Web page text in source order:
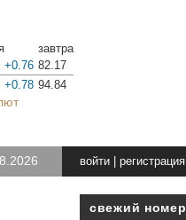
завтра
+0.76 82.17
+0.78 94.84
войти| регистрация
свежий номер